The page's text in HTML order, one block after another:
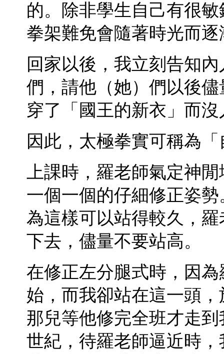
的。除非學生自己有很
拳架難免會隨著時光而
回家以後，我立刻告知
們，請他（她）們以後
穿了「國王的新衣」而
因此，太極拳實可稱為
上課時，羅老師氣定神
一個一個的仔細修正姿
為這樣可以站得較久，
下去，儘量不要站高。
在修正左分腿式時，因
始，而我卻站在這一頭
那兒等他修完全班才走
世紀，待羅老師逼近時